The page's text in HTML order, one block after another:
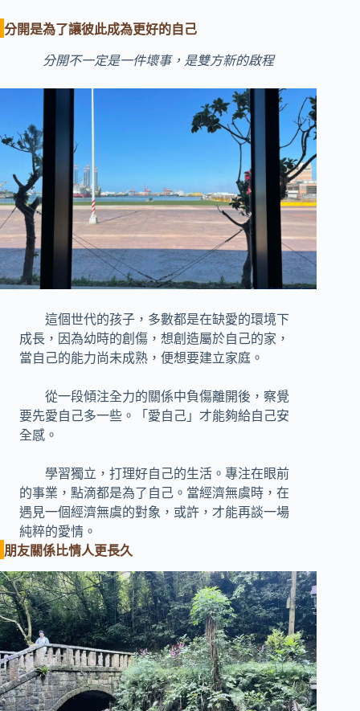
分開是為了讓彼此成為更好的自己
分開不一定是一件壞事，是雙方新的啟程
這個世代的孩子，多數都是在缺愛的環境下
成長，因為幼時的創傷，想創造屬於自己的家，
當自己的能力尚未成熟，便想要建立家庭。
從一段傾注全力的關係中負傷離開後，察覺
要先愛自己多一些。「愛自己」才能夠給自己安
全感。
學習獨立，打理好自己的生活。專注在眼前
的事業，點滴都是為了自己。當經濟無虞時，在
遇見一個經濟無虞的對象，或許，才能再談一場
純粹的愛情。
朋友關係比情人更長久